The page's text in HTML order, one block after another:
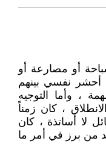
أو مصارعة أو
أحشر نفسي بينهم
، وأما التوجيه
، كان زمناً
لا أساتذة ، كان
من برز في أمر ما